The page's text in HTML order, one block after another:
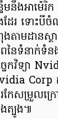
មនឹងអាម៉េរិ
ែរ ទោះបីចំ
ងតាមដានស្
នៃទំនាក់ទំន
ចេកវិទ្យា
Corp
រកែសម្រួលក្
ត្បូង​៕